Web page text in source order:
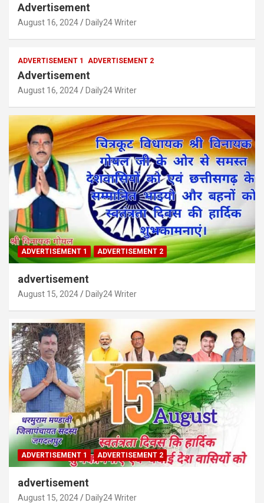
Advertisement
August 16, 2024 Daily24 Writer
ADVERTISEMENT 1 ADVERTISEMENT 2
Advertisement
August 16, 2024 Daily24 Writer
ADVERTISEMENT 1 ADVERTISEMENT 2
advertisement
August 15, 2024 Daily24 Writer
ADVERTISEMENT 1 ADVERTISEMENT 2
advertisement
August 15, 2024 Daily24 Writer